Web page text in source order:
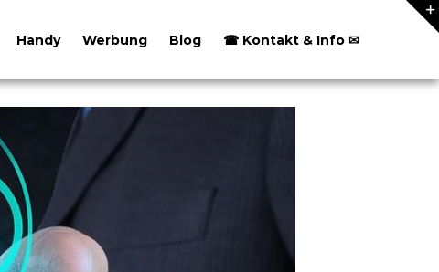
Handy Werbung Blog ☎ Kontakt & Info ✉